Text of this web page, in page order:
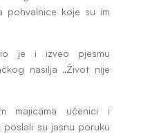
pohvalnice koje su im
je i izveo pjesmu
nasilja „Život nije
majicama učenici i
su jasnu poruku